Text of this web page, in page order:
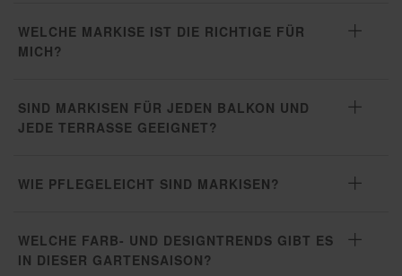
WELCHE MARKISE IST DIE RICHTIGE FÜR
MICH?
SIND MARKISEN FÜR JEDEN BALKON UND
JEDE TERRASSE GEEIGNET?
WIE PFLEGELEICHT SIND MARKISEN?
WELCHE FARB- UND DESIGNTRENDS GIBT ES
IN DIESER GARTENSAISON?